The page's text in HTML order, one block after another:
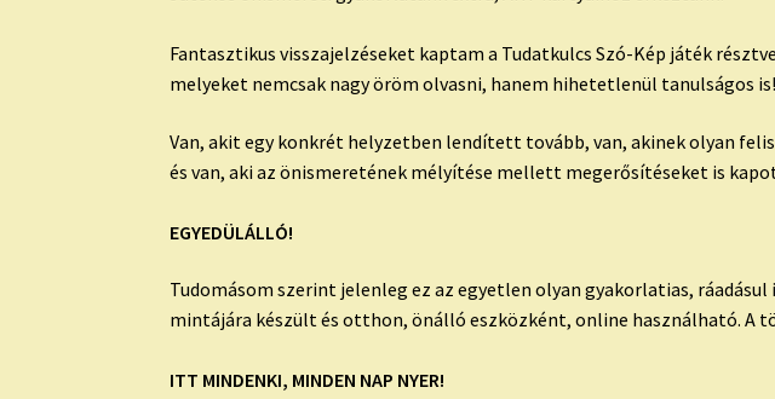
Fantasztikus visszajelzéseket kaptam a Tudatkulcs Szó-Kép játék
melyeket nemcsak nagy öröm olvasni, hanem hihetetlenül tanulságos is!
Van, akit egy konkrét helyzetben lendített tovább, van, akinek olyan
és van, aki az önismeretének mélyítése mellett megerősítéseket is
EGYEDÜLÁLLÓ!
Tudomásom szerint jelenleg ez az egyetlen olyan gyakorlatias,
mintájára készült és otthon, önálló eszközként, online használható. A
ITT MINDENKI, MINDEN NAP NYER!